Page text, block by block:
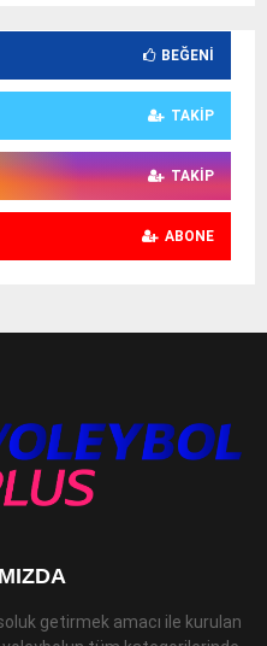
BEĞENI
TAKIP
TAKIP
ABONE
getirmek amacı ile kurulan